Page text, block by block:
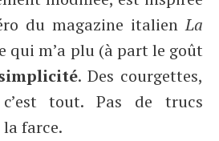
du magazine italienLa
qui m’a plu (à part le goût
. Des courgettes,
tout. Pas de trucs
farce.